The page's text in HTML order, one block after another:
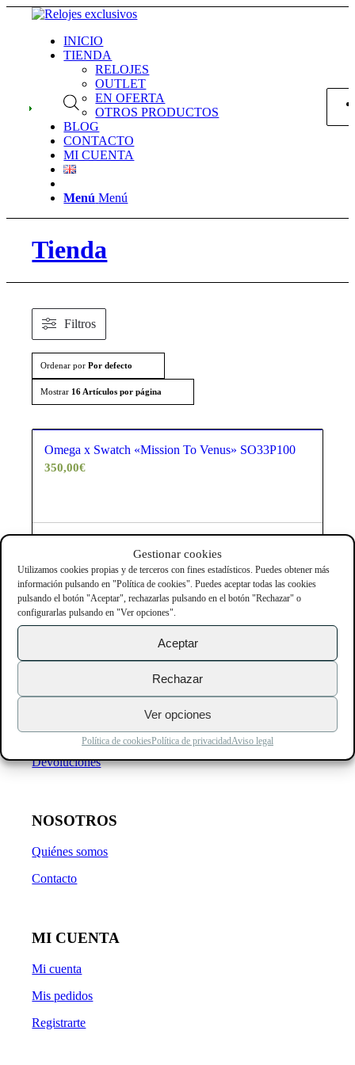
Gestionar cookies
Utilizamos cookies propias y de terceros con fines estadísticos. Puedes obtener más
información pulsando en "Política de cookies". Puedes aceptar todas las cookies
pulsando el botón "Aceptar", rechazarlas pulsando en el botón "Rechazar" o
configurarlas pulsando en "Ver opciones".
Aceptar
Rechazar
Ver opciones
Política de cookiesPolítica de privacidadAviso legal
INICIO
TIENDA
RELOJES
OUTLET
EN OFERTA
OTROS PRODUCTOS
BLOG
CONTACTO
MI CUENTA
Menú Menú
Tienda
Filtros
Ordenar porPor defecto
Mostrar 16 Artículos por página
Omega x Swatch «Mission To Venus» SO33P100
350,00€
Mostrar detalles
Búsqueda Avanzada
Garantía
Devoluciones
NOSOTROS
Quiénes somos
Contacto
MI CUENTA
Mi cuenta
Mis pedidos
Registrarte